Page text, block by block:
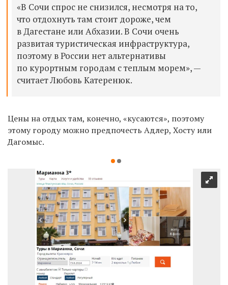
«В Сочи спрос не снизился, несмотря на то,
что отдохнуть там стоит дороже, чем
в Дагестане или Абхазии. В Сочи очень
развитая туристическая инфраструктура,
поэтому в России нет альтернативы
по курортным городам с теплым морем», —
считает Любовь Катеренюк.
Цены на отдых там, конечно, «кусаются», поэтому
этому городу можно предпочесть Адлер, Хосту или
Дагомыс.